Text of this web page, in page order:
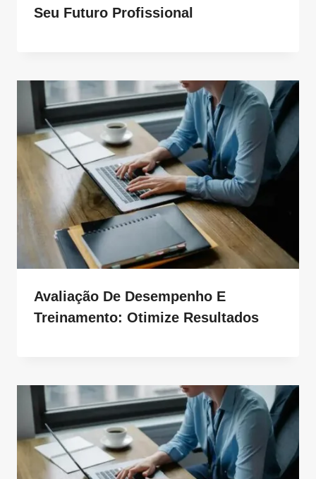
Seu Futuro Profissional
Avaliação De Desempenho E
Treinamento: Otimize Resultados